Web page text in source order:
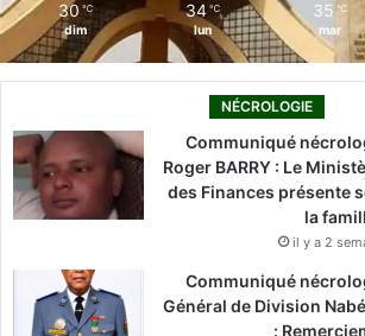
30 ℃
dim
34 ℃
lun
35 ℃
mar
NÉCROLOGIE
Communiqué
Roger BARRY : Le
des Finances présente
la
il y a 2
Communiqué
Général de Division
: